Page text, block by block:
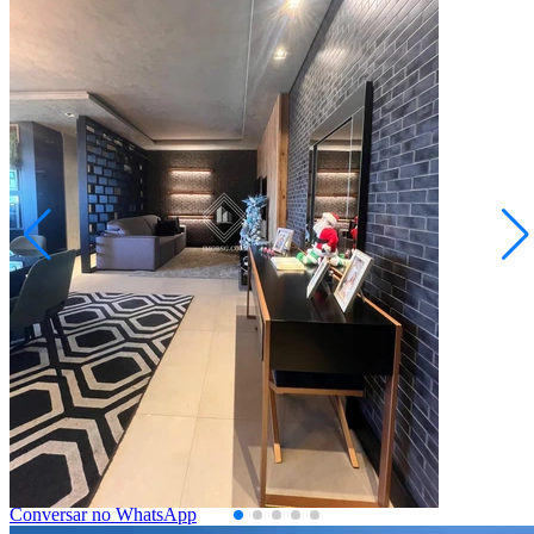
Aceita Permuta
Centro
R$ 1.100.000,00
Apartamento edifício Santos Dumond
Ponta Grossa/PR
2072968.001
3 Quartos
1Suíte
2Vagas
133,00 Área Privativa (m²)
Conversar no WhatsApp